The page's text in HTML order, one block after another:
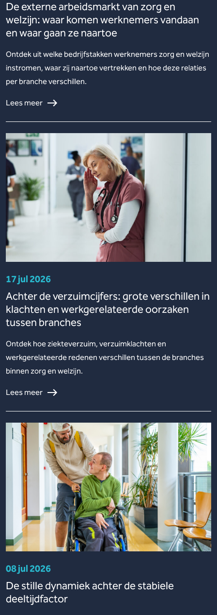
De externe arbeidsmarkt van zorg en
welzijn: waar komen werknemers vandaan
en waar gaan ze naartoe
Ontdek uit welke bedrijfstakken werknemers zorg en welzijn
instromen, waar zij naartoe vertrekken en hoe deze relaties
per branche verschillen.
Lees meer
17 jul 2026
Achter de verzuimcijfers: grote verschillen in
klachten en werkgerelateerde oorzaken
tussen branches
Ontdek hoe ziekteverzuim, verzuimklachten en
werkgerelateerde redenen verschillen tussen de branches
binnen zorg en welzijn.
Lees meer
08 jul 2026
De stille dynamiek achter de stabiele
deeltijdfactor